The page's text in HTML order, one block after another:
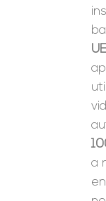
a